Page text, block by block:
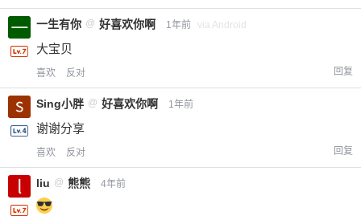
一生有你 @ 好喜欢你啊 1年前 via Android
大宝贝
喜欢 反对 回复
Sing小胖 @ 好喜欢你啊 1年前
谢谢分享
喜欢 反对 回复
liu @ 熊熊 4年前